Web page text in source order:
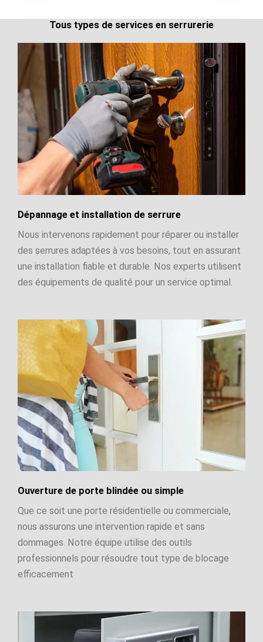
Tous types de services en serrurerie
Dépannage et installation de serrure
Nous intervenons rapidement pour réparer ou installer
des serrures adaptées à vos besoins, tout en assurant
une installation fiable et durable. Nos experts utilisent
des équipements de qualité pour un service optimal.
Ouverture de porte blindée ou simple
Que ce soit une porte résidentielle ou commerciale,
nous assurons une intervention rapide et sans
dommages. Notre équipe utilise des outils
professionnels pour résoudre tout type de blocage
efficacement